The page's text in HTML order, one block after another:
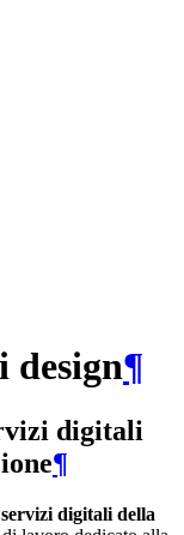
design¶
digitali
¶
digitali della